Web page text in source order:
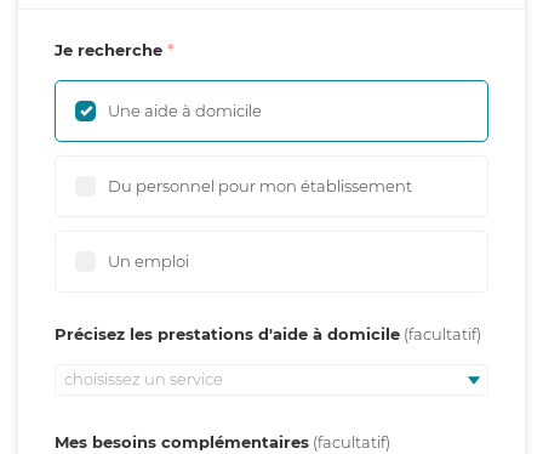
Je recherche
Une aide à domicile
Du personnel pour mon établissement
Un emploi
Précisez les prestations d'aide à domicile
choisissez un service
Mes besoins complémentaires